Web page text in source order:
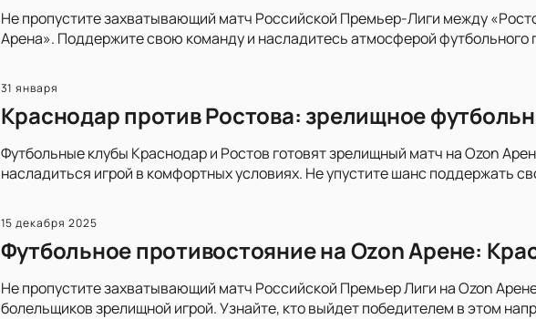
Не пропустите захватывающий матч Российской Премьер-Лиги между
Арена». Поддержите свою команду и насладитесь атмосферой
31 января
Краснодар против Ростова: зрелищное
Футбольные клубы Краснодар и Ростов готовят зрелищный матч на Ozon
насладиться игрой в комфортных условиях. Не упустите шанс поддержать
15 декабря 2025
Футбольное противостояние на Ozon Арене:
Не пропустите захватывающий матч Российской Премьер Лиги на Ozon
болельщиков зрелищной игрой. Узнайте, кто выйдет победителем в этом